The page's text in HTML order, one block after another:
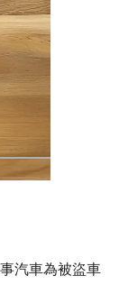
汽車為被盜車